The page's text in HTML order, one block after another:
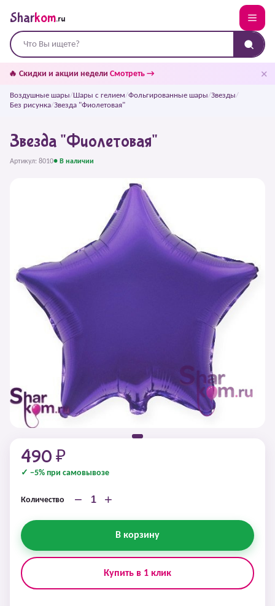
Sharkom.ru
🔥 Скидки и акции недели Смотреть → ✕
Воздушные шары/Шары с гелием/Фольгированные шары/Звезды/
Без рисунка/Звезда "Фиолетовая"
Звезда "Фиолетовая"
Артикул: 8010● В наличии
490 ₽
✓ −5% при самовывозе
Количество − +
В корзину
Купить в 1 клик